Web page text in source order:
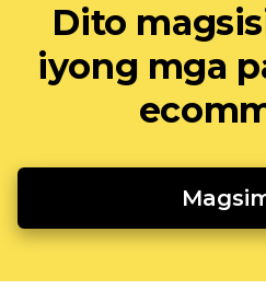
Dito
iyong mga